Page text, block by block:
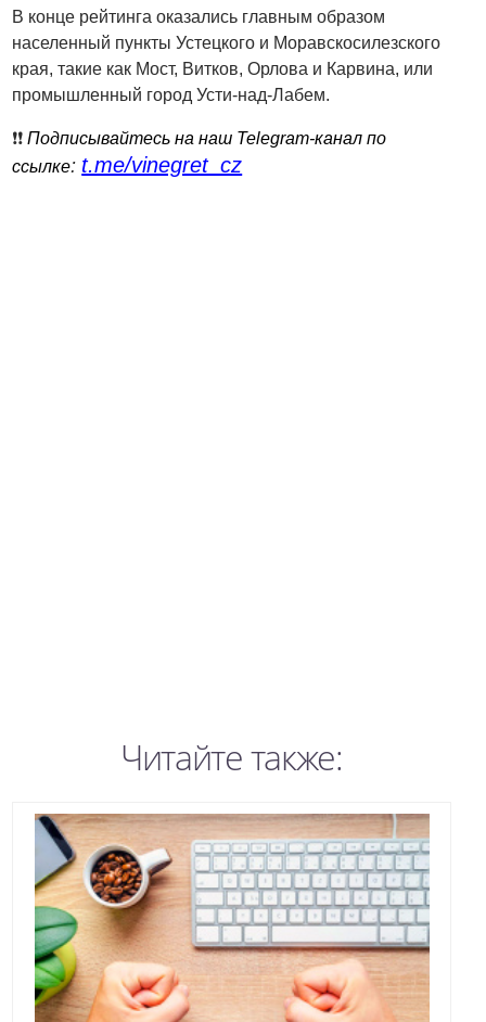
В конце рейтинга оказались главным образом
населенный пункты Устецкого и Моравскосилезского
края, такие как Мост, Витков, Орлова и Карвина, или
промышленный город Усти-над-Лабем.
❗️❗️Подписывайтесь на наш Telegram-канал по
ссылке: t.me/vinegret_cz
Читайте также: